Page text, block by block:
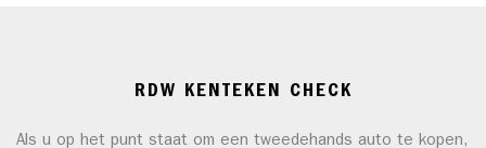
RDW KENTEKEN CHECK
Als u op het punt staat om een tweedehands auto te kopen,